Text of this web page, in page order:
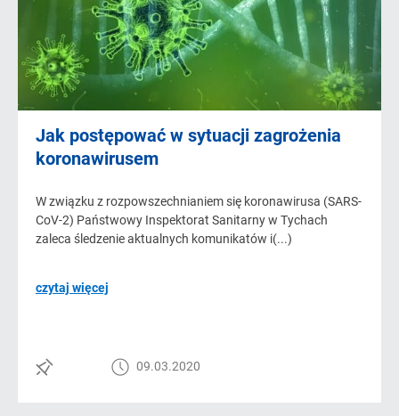
Jak postępować w sytuacji zagrożenia
koronawirusem
W związku z rozpowszechnianiem się koronawirusa (SARS-
CoV-2) Państwowy Inspektorat Sanitarny w Tychach
zaleca śledzenie aktualnych komunikatów i(...)
czytaj więcej
09.03.2020